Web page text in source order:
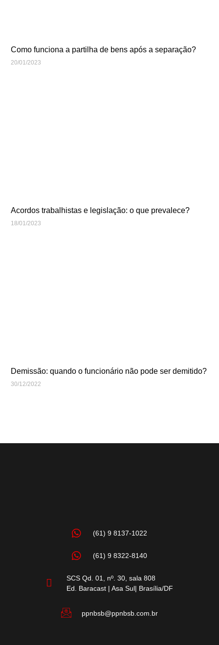
Como funciona a partilha de bens após a separação?
20/01/2023
Acordos trabalhistas e legislação: o que prevalece?
18/01/2023
Demissão: quando o funcionário não pode ser demitido?
30/12/2022
(61) 9 8137-1022
(61) 9 8322-8140
SCS Qd. 01, nº. 30, sala 808
Ed. Baracast | Asa Sul| Brasília/DF
ppnbsb@ppnbsb.com.br